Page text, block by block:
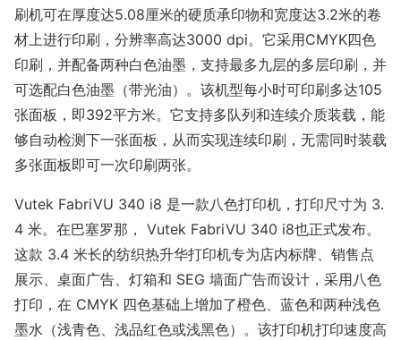
刷机可在厚度达5.08厘米的硬质承印物和宽度达3.2米的卷
材上进行印刷，分辨率高达3000 dpi。它采用CMYK四色
印刷，并配备两种白色油墨，支持最多九层的多层印刷，并
可选配白色油墨（带光油）。该机型每小时可印刷多达105
张面板，即392平方米。它支持多队列和连续介质装载，能
够自动检测下一张面板，从而实现连续印刷，无需同时装载
多张面板即可一次印刷两张。
Vutek FabriVU 340 i8 是一款八色打印机，打印尺寸为 3.
4 米。在巴塞罗那， Vutek FabriVU 340 i8也正式发布。
这款 3.4 米长的纺织热升华打印机专为店内标牌、销售点
展示、桌面广告、灯箱和 SEG 墙面广告而设计，采用八色
打印，在 CMYK 四色基础上增加了橙色、蓝色和两种浅色
墨水（浅青色、浅品红色或浅黑色）。该打印机打印速度高